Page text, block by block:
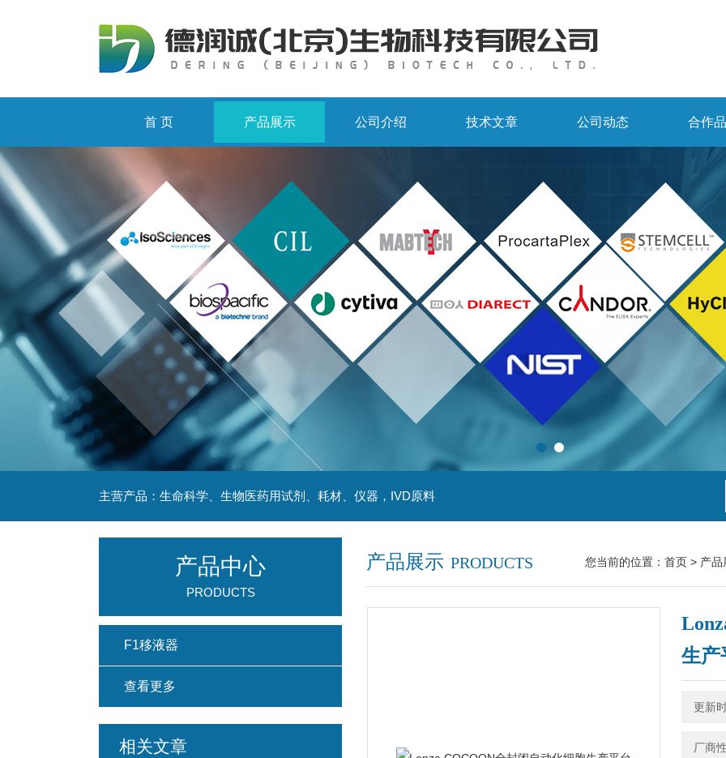
首 页 产品展示 公司介绍 技术文章 公司动态 合作
主营产品：生命科学、生物医药用试剂、耗材、仪器，IVD原料
产品展示 PRODUCTS 您当前的位置： 首页 > 产品
生产
更新
厂商
产品中心
PRODUCTS
F1移液器
查看更多
相关文章